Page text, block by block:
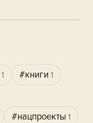
1 #книги 1
#нацпроекты 1